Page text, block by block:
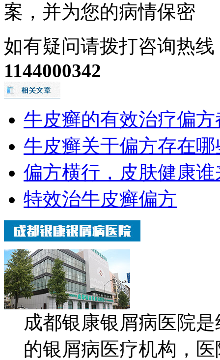
案，并为您的病情保密
如有疑问请拨打咨询热线
1144000342
牛皮癣的有效治疗偏
牛皮癣关于偏方存在
偏方横行，皮肤健康
特效治牛皮癣偏方
成都银康银屑病医院
的银屑病医疗机构，